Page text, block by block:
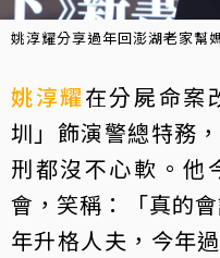
姚淳耀分享過年回澎湖老家幫
姚淳耀在分屍命案
圳」飾演警總特務
刑都沒不心軟。他
會，笑稱：「真的
年升格人夫，今年